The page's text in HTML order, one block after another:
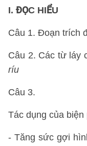
I. ĐỌC HIỂU
Câu 1. Đoạn trích
Câu 2. Các từ láy
ríu
Câu 3.
Tác dụng của
- Tăng sức gợi